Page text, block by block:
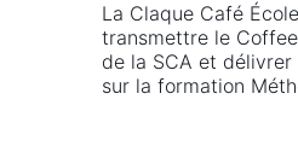
La Claque Café
transmettre le
de la SCA et
sur la formation